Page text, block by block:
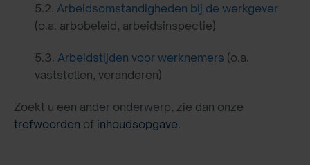
5.2. Arbeidsomstandigheden bij de werkgever
(o.a. arbobeleid, arbeidsinspectie)
5.3. Arbeidstijden voor werknemers (o.a.
vaststellen, veranderen)
Zoekt u een ander onderwerp, zie dan onze
trefwoorden of inhoudsopgave.